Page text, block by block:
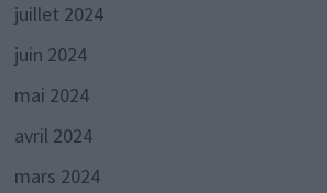
juillet 2024
juin 2024
mai 2024
avril 2024
mars 2024